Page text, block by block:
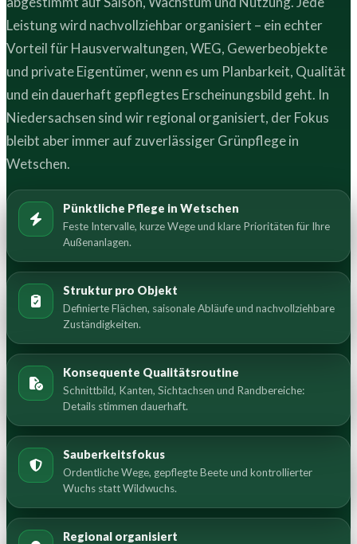
Leistung wird nachvollziehbar organisiert – ein echter
Vorteil für Hausverwaltungen, WEG, Gewerbeobjekte
und private Eigentümer, wenn es um Planbarkeit, Qualität
und ein dauerhaft gepflegtes Erscheinungsbild geht. In
Niedersachsen sind wir regional organisiert, der Fokus
bleibt aber immer auf zuverlässiger Grünpflege in
Wetschen.
Pünktliche Pflege in Wetschen
Feste Intervalle, kurze Wege und klare Prioritäten für Ihre
Außenanlagen.
Struktur pro Objekt
Definierte Flächen, saisonale Abläufe und nachvollziehbare
Zuständigkeiten.
Konsequente Qualitätsroutine
Schnittbild, Kanten, Sichtachsen und Randbereiche:
Details stimmen dauerhaft.
Sauberkeitsfokus
Ordentliche Wege, gepflegte Beete und kontrollierter
Wuchs statt Wildwuchs.
Regional organisiert